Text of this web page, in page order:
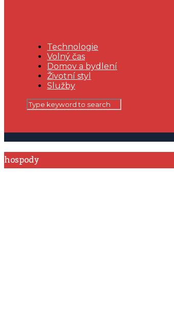
Technologie
Volný čas
Domov a bydlení
Životní styl
Služby
hospody